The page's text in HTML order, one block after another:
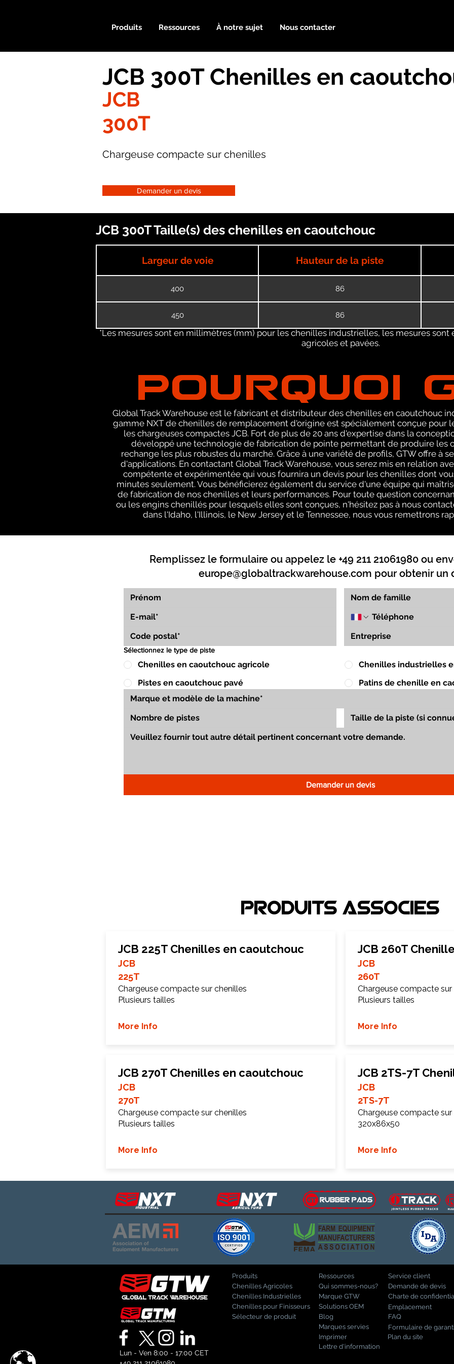
Produits Ressources À notre sujet Nous contacter
JCB 300T Chenilles en
JCB
300T
Chargeuse compacte sur chenilles
Demander un devis
JCB 300T Taille(s) des chenilles en caoutchouc
Largeur de voie Hauteur de la piste
400 86
450 86
*Les mesures sont en millimètres (mm) pour les chenilles industrielles, les mesures sont
agricoles et pavées.
POURQUOI
Global Track Warehouse est le fabricant et distributeur des chenilles en caoutchouc
gamme NXT de chenilles de remplacement d'origine est spécialement conçue pour
les chargeuses compactes JCB. Fort de plus de 20 ans d'expertise dans la
développé une technologie de fabrication de pointe permettant de produire les
rechange les plus robustes du marché. Grâce à une variété de profils, GTW offre à
d'applications. En contactant Global Track Warehouse, vous serez mis en relation
compétente et expérimentée qui vous fournira un devis pour les chenilles dont
minutes seulement. Vous bénéficierez également du service d'une équipe qui
de fabrication de nos chenilles et leurs performances. Pour toute question
ou les engins chenillés pour lesquels elles sont conçues, n'hésitez pas à nous
dans l'Idaho, l'Illinois, le New Jersey et le Tennessee, nous vous remettrons
Remplissez le formulaire ou appelez le +49 211 21061980 ou
europe@globaltrackwarehouse.com pour obtenir un
Sélectionnez le type de piste
Chenilles en caoutchouc agricole
Chenilles industrielles
Pistes en caoutchouc pavé
Patins de chenille en
Demander un devis
Produits associEs
JCB 225T Chenilles en caoutchouc
JCB
225T
Chargeuse compacte sur chenilles
Plusieurs tailles
More Info
JCB 270T Chenilles en caoutchouc
JCB
270T
Chargeuse compacte sur chenilles
Plusieurs tailles
More Info
JCB 260T
JCB
260T
Chargeuse compacte sur
Plusieurs tailles
More Info
JCB 2TS-7T
JCB
2TS-7T
Chargeuse compacte sur
320x86x50
More Info
Lun - Ven 8:00 - 17:00 CET
Produits
Chenilles Agricoles
Chenilles Industrielles
Chenilles pour Finisseurs
Sélecteur de produit
Service client
Ressources
Qui sommes-nous?
Marque GTW
Solutions OEM
Blog
Marques servies
Imprimer
Lettre d'information
Demande de devis
Charte de
Emplacement
FAQ
Formulaire de
Plan du site